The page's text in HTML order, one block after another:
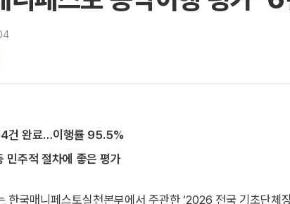
건 완료…이행률 95.5%
민주적 절차에 좋은 평가
한국매니페스토실천본부에서 주관한 ‘2026 전국 기초단체